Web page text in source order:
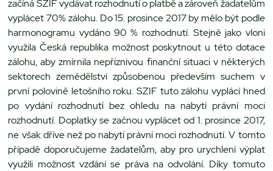
začíná SZIF vydávat rozhodnutí o platbě a zároveň žadatelům
vyplácet 70% zálohu. Do 15. prosince 2017 by mělo být podle
harmonogramu vydáno 90 % rozhodnutí. Stejně jako vloni
využila Česká republika možnost poskytnout u této dotace
zálohu, aby zmírnila nepříznivou finanční situaci v některých
sektorech zemědělství způsobenou především suchem v
první polovině letošního roku. SZIF tuto zálohu vyplácí hned
po vydání rozhodnutí bez ohledu na nabytí právní moci
rozhodnutí. Doplatky se začnou vyplácet od 1. prosince 2017,
ne však dříve než po nabytí právní moci rozhodnutí. V tomto
případě doporučujeme žadatelům, aby pro urychlení výplat
využili možnost vzdání se práva na odvolání. Díky tomuto